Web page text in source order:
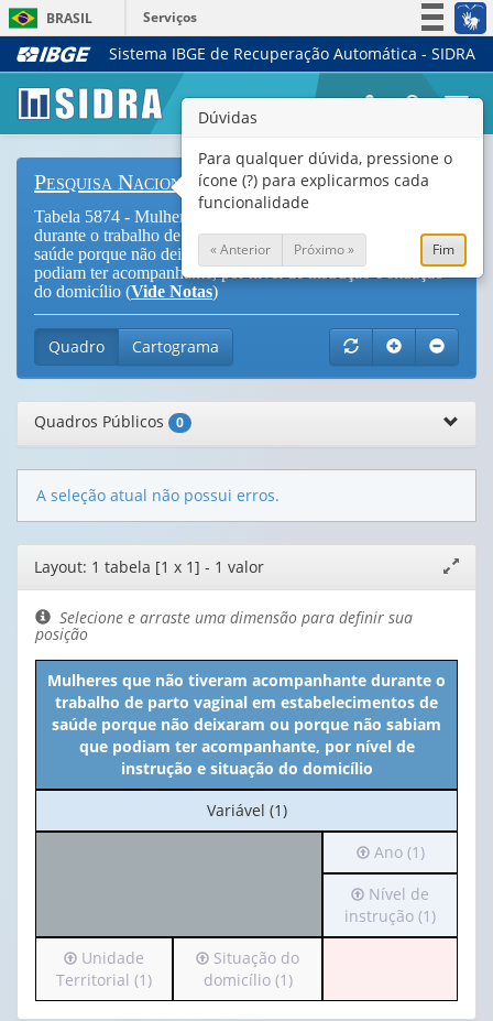
BRASIL
Serviços
Simplifique!
Legislação
Canais
Sistema IBGE de Recuperação Automática - SIDRA
Pesquisa Nacional de Saúde
Tabela 5874 - Mulheres que não tiveram acompanhante
durante o trabalho de parto vaginal em estabelecimentos de
saúde porque não deixaram ou porque não sabiam que
podiam ter acompanhante, por nível de instrução e situação
do domicílio (Vide Notas)
Quadro Cartograma
Quadros Públicos 0
A seleção atual não possui erros.
Editor
de
layout
janela
Layout: 1 tabela [1 x 1] - 1 valor
Selecione e arraste uma dimensão para definir sua
posição
Mulheres que não tiveram acompanhante durante o
trabalho de parto vaginal em estabelecimentos de
saúde porque não deixaram ou porque não sabiam
que podiam ter acompanhante, por nível de
instrução e situação do domicílio
No
cabeçalho:
Variável (1)
Irá
para
o
cabeçalho
(possui
valor):
Ano (1)
Irá
para
o
apenas
Nível de
instrução (1)
Irá
para
o
Unidade
Territorial (1)
Irá
para
o
Situação do
domicílio (1)
Dúvidas
Para qualquer dúvida, pressione o
ícone (?) para explicarmos cada
funcionalidade
« Anterior Próximo » Fim